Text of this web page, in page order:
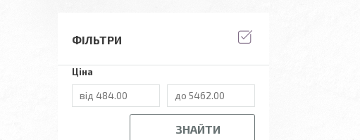
ФІЛЬТРИ
Ціна
ЗНАЙТИ